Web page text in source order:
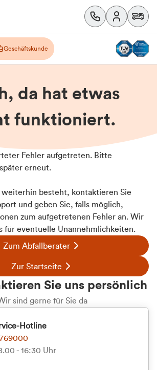
Geschäftskunde
da hat etwas
funktioniert.
Fehler aufgetreten. Bitte
erneut.
weiterhin besteht, kontaktieren Sie
und geben Sie, falls möglich,
zum aufgetretenen Fehler an. Wir
für eventuelle Unannehmlichkeiten.
Zum Abfallberater
Zur Startseite
Sie uns persönlich
sind gerne für Sie da
Hotline
- 16:30 Uhr